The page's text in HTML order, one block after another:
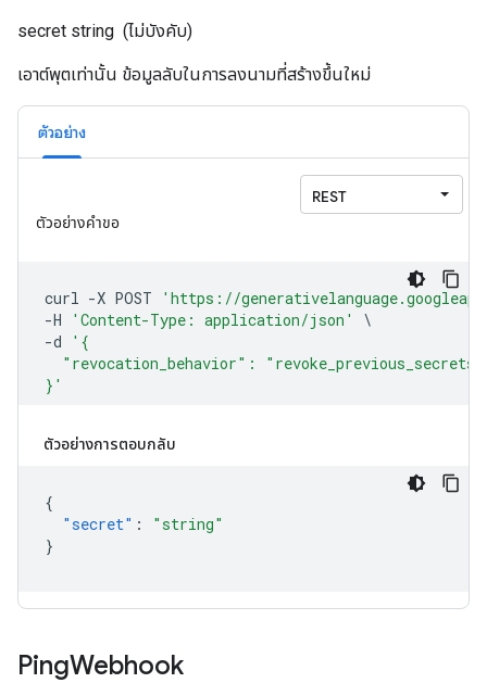
secret string (ไม่บังคับ)
เอาต์พุตเท่านั้น ข้อมูลลับในการลงนามที่สร้างขึ้นใหม่
ตัวอย่าง
ตัวอย่างการตอบกลับ
{
"secret" :
"string"
}
PingWebhook